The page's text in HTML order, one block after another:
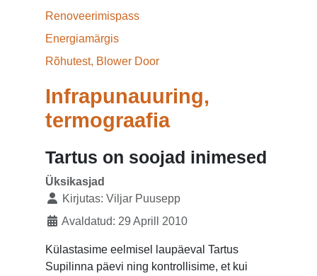
Renoveerimispass
Energiamärgis
Rõhutest, Blower Door
Infrapunauuring,
termograafia
Tartus on soojad inimesed
Üksikasjad
Kirjutas: Viljar Puusepp
Avaldatud: 29 Aprill 2010
Külastasime eelmisel laupäeval Tartus
Supilinna päevi ning kontrollisime, et kui